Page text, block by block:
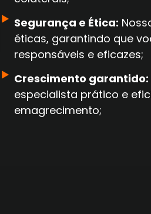
Segurança e Ética:
éticas, garantindo que
responsáveis e eficazes;
Crescimento garantido:
especialista prático e
emagrecimento;